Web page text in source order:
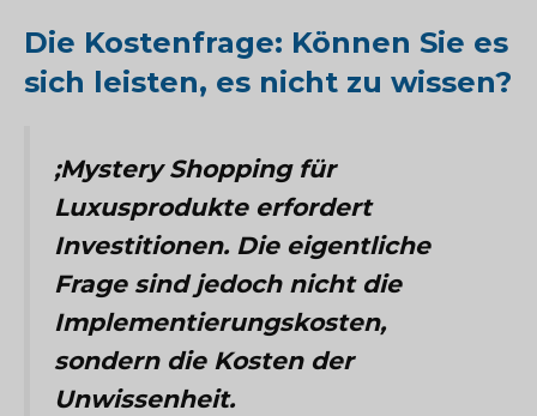
Die Kostenfrage: Können Sie es
sich leisten, es nicht zu wissen?
;Mystery Shopping für
Luxusprodukte erfordert
Investitionen. Die eigentliche
Frage sind jedoch nicht die
Implementierungskosten,
sondern die Kosten der
Unwissenheit.